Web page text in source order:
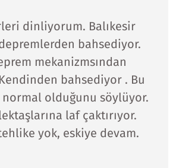
dinliyorum. Balıkesir
bahsediyor.
mekanizmsından
bahsediyor . Bu
olduğunu söylüyor.
laf çaktırıyor.
yok, eskiye devam.